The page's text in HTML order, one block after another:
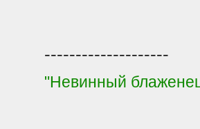
--------------------
"Невинный